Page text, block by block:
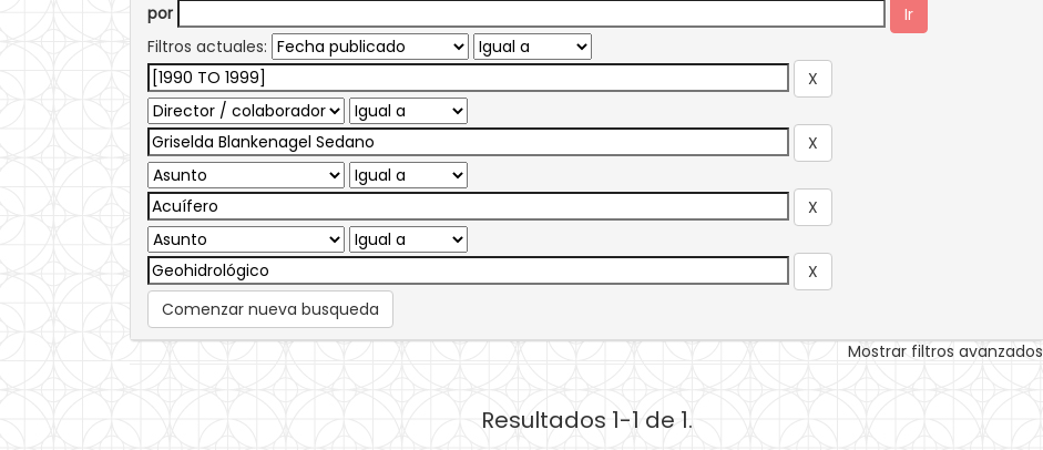
por
Filtros actuales:
Comenzar nueva busqueda
Mostrar filtros avanzados
Resultados 1-1 de 1.